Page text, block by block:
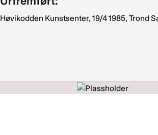
Høvikodden Kunstsenter, 19/4 1985, Trond